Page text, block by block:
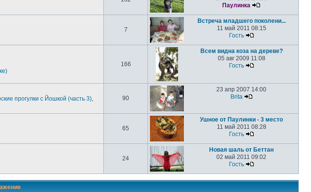
Паулинка
7
Встреча младшего поколени...
11 май 2011 08:15
Гость
166
Всем видна коза на дереве?
05 авг 2009 11:08
Гость
прогулки с Йошкой (часть 3),
90
23 апр 2007 14:00
Brita
65
Ушное от Паулинки - 3 место
11 май 2011 08:28
Гость
24
Новая шаль от Беттан
02 май 2011 09:02
Гость